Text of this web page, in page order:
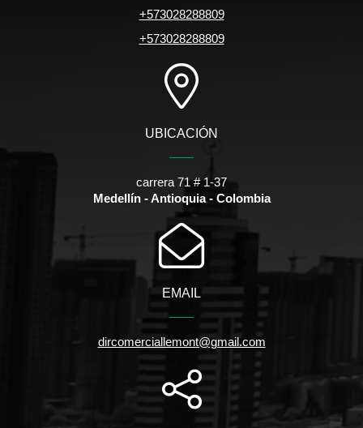
+573028288809
+573028288809
UBICACIÓN
carrera 71 # 1-37
Medellín - Antioquia - Colombia
EMAIL
dircomerciallemont@gmail.com